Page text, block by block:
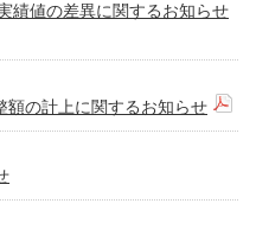
績値の差異に関するお知らせ
額の計上に関するお知らせ